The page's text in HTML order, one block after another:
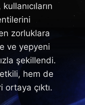
zorluklara
ve yepyeni
şekillendi.
hem de
çıktı.